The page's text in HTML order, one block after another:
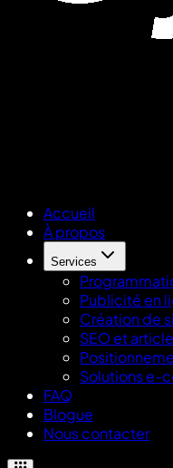
Accueil
À propos
Services
Publicité en
Création de
SEO et
Solutions e-
FAQ
Blogue
Nous contacter